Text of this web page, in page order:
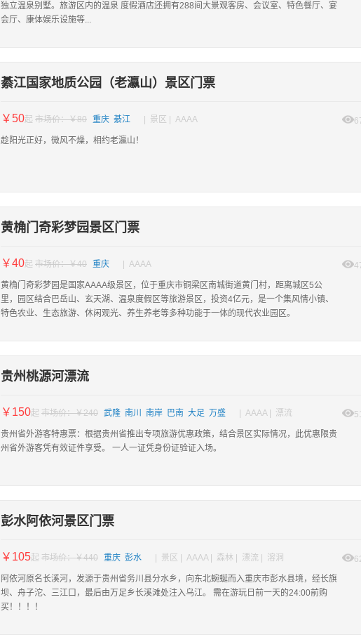
独立温泉别墅。旅游区内的温泉 度假酒店还拥有288间大景观客房、会议室、特色餐厅、宴
会厅、康体娱乐设施等...
綦江国家地质公园（老瀛山）景区门票
￥50起 市场价：￥80 重庆 綦江 | 景区 | AAAA
趁阳光正好，微风不燥，相约老瀛山！
黄桷门奇彩梦园景区门票
￥40起 市场价：￥40 重庆 | AAAA
黄桷门奇彩梦园是国家AAAA级景区，位于重庆市铜梁区南城街道黄门村，距离城区5公
里，园区结合巴岳山、玄天湖、温泉度假区等旅游景区，投资4亿元，是一个集风情小镇、
特色农业、生态旅游、休闲观光、养生养老等多种功能于一体的现代农业园区。
贵州桃源河漂流
￥150起 市场价：￥240 武隆 南川 南岸 巴南 大足 万盛 | AAAA | 漂流
贵州省外游客特惠票：根据贵州省推出专项旅游优惠政策，结合景区实际情况，此优惠限贵
州省外游客凭有效证件享受。 一人一证凭身份证验证入场。
彭水阿依河景区门票
￥105起 市场价：￥440 重庆 彭水 | 景区 | AAAA | 森林 | 漂流 | 溶洞
阿依河原名长溪河，发源于贵州省务川县分水乡，向东北蜿蜒而入重庆市彭水县境，经长旗
坝、舟子沱、三江口，最后由万足乡长溪滩处注入乌江。 需在游玩日前一天的24:00前购
买！！！！